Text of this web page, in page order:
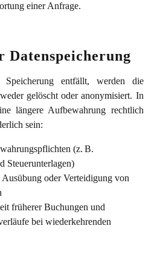
einer Anfrage.
Datenspeicherung
entfällt, werden die
gelöscht oder anonymisiert. In
längere Aufbewahrung rechtlich
sein:
(z. B.
Steuerunterlagen)
oder Verteidigung von
früherer Buchungen und
bei wiederkehrenden